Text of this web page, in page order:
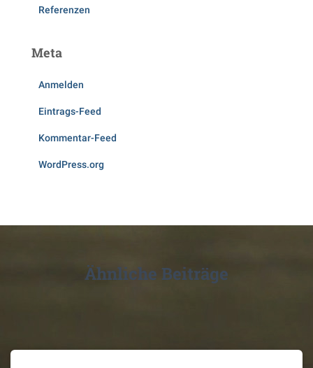
Referenzen
Meta
Anmelden
Eintrags-Feed
Kommentar-Feed
WordPress.org
Ähnliche Beiträge